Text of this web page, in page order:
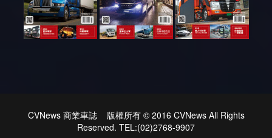
CVNews 商業車誌 版權所有 © 2016 CVNews All Rights
Reserved. TEL:(02)2768-9907